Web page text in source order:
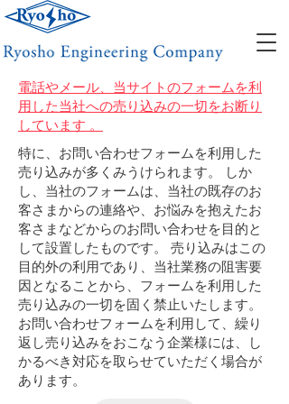
電話やメール、当サイトのフォームを利
用した当社への売り込みの一切をお断り
しています 。
特に、お問い合わせフォームを利用した
売り込みが多くみうけられます。 しか
し、当社のフォームは、当社の既存のお
客さまからの連絡や、お悩みを抱えたお
客さまなどからのお問い合わせを目的と
して設置したものです。 売り込みはこの
目的外の利用であり、当社業務の阻害要
因となることから、フォームを利用した
売り込みの一切を固く禁止いたします。
お問い合わせフォームを利用して、繰り
返し売り込みをおこなう企業様には、し
かるべき対応を取らせていただく場合が
あります。